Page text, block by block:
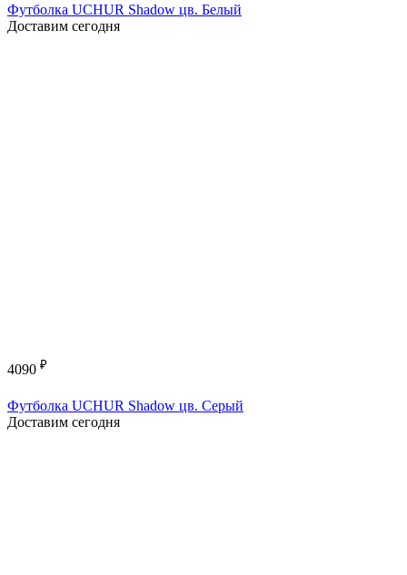
Футболка UCHUR Shadow цв. Белый
Доставим сегодня
4090 ₽
Футболка UCHUR Shadow цв. Серый
Доставим сегодня